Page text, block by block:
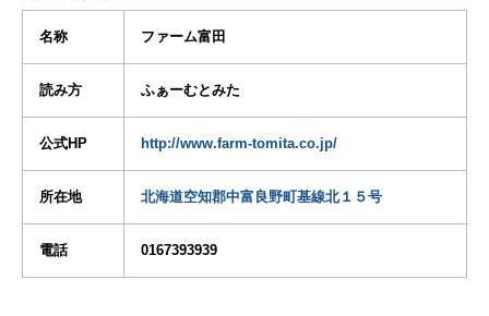
名称 ファーム富田
読み方 ふぁーむとみた
公式HP http://www.farm-tomita.co.jp/
所在地 北海道空知郡中富良野町基線北１５号
電話 0167393939